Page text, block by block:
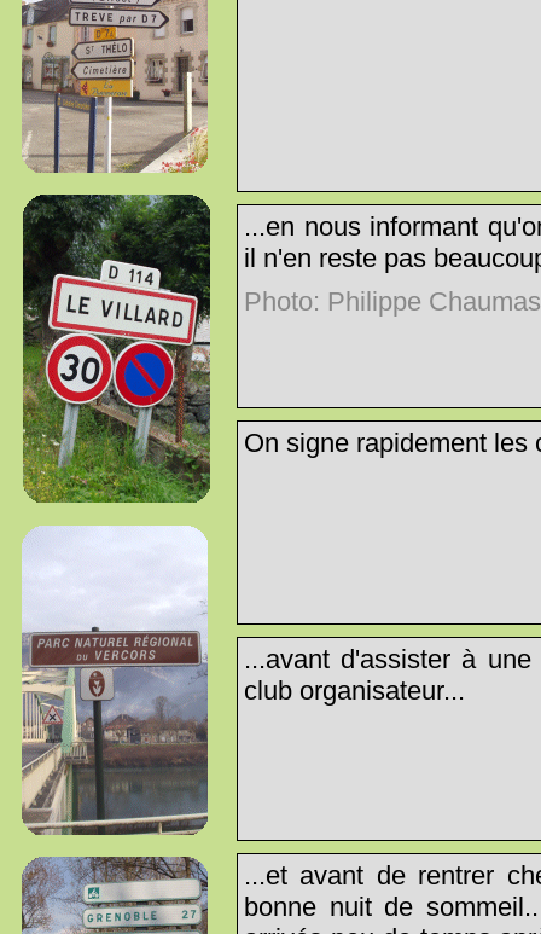
...en nous informant
il n'en reste pas
Photo: Philippe Chaumas
On signe rapidement les
...avant d'assister à
club organisateur...
...et avant de rentrer
bonne nuit de